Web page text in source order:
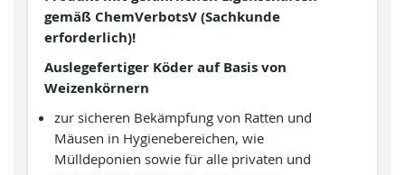
gemäß ChemVerbotsV (Sachkunde
erforderlich)!
Auslegefertiger Köder auf Basis von
Weizenkörnern
zur sicheren Bekämpfung von Ratten und
Mäusen in Hygienebereichen, wie
Mülldeponien sowie für alle privaten und